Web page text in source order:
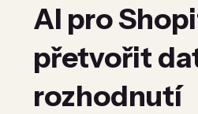
AI pro
přetvořit
rozhodnutí